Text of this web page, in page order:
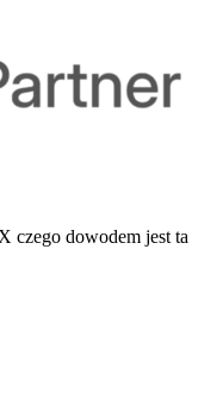
czego dowodem jest ta